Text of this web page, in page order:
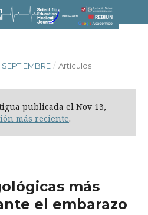
/ Artículos
publicada el Nov 13,
más reciente.
más
el embarazo